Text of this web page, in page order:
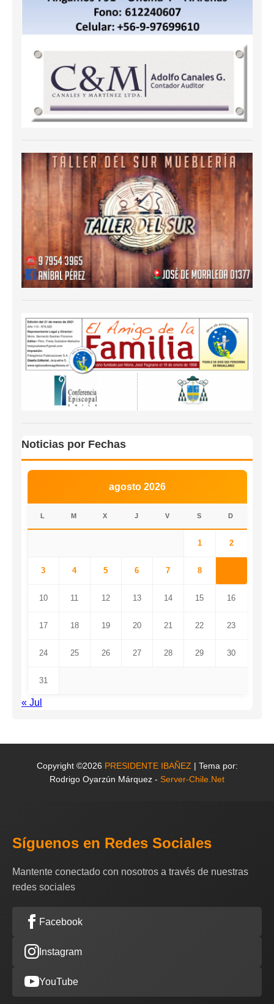
Noticias por Fechas
agosto 2026
L M X J V S D
1 2
3 4 5 6 7 8
10 11 12 13 14 15 16
17 18 19 20 21 22 23
24 25 26 27 28 29 30
31
« Jul
Copyright ©2026 PRESIDENTE IBAÑEZ | Tema por:
Rodrigo Oyarzún Márquez - Server-Chile.Net
Síguenos en Redes Sociales
Mantente conectado con nosotros a través de nuestras
redes sociales
Facebook
Instagram
YouTube